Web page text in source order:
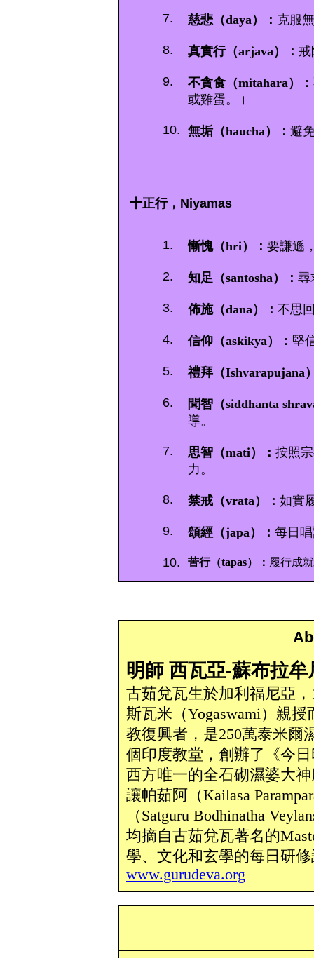
7. 慈悲（daya）： 克服
8. 真實行（arjava）： 戒
9. 不貪食（mitahara）：
或雞蛋。।
10. 無垢（haucha）： 避
十正行，Niyamas
1. 慚愧（hri）： 要謙遜
2. 知足（santosha）： 尋
3. 佈施（dana）： 不思
4. 信仰（askikya）： 堅
5. 禮拜（Ishvarapujana
6.
聞智（siddhanta
導。
7. 思智（mati）： 按照
力。
8. 禁戒（vrata）： 如實
9. 頌經（japa）： 每日
10. 苦行（tapas）： 履行成
明師 西瓦亞-蘇布拉
古茹兌瓦生於加利福尼亞
斯瓦米（Yogaswami）親
教復興者，是250萬泰米爾
個印度教堂，創辦了《今
西方唯一的全石砌濕婆大
讓帕茹阿（Kailasa
（Satguru Bodhinatha
均摘自古茹兌瓦著名的
學、文化和玄學的每日研
www.gurudeva.org